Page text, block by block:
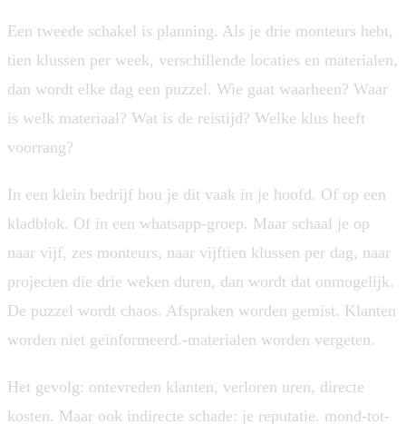
Een tweede schakel is planning. Als je drie monteurs hebt,
tien klussen per week, verschillende locaties en materialen,
dan wordt elke dag een puzzel. Wie gaat waarheen? Waar
is welk materiaal? Wat is de reistijd? Welke klus heeft
voorrang?
In een klein bedrijf hou je dit vaak in je hoofd. Of op een
kladblok. Of in een whatsapp-groep. Maar schaal je op
naar vijf, zes monteurs, naar vijftien klussen per dag, naar
projecten die drie weken duren, dan wordt dat onmogelijk.
De puzzel wordt chaos. Afspraken worden gemist. Klanten
worden niet geïnformeerd.-materialen worden vergeten.
Het gevolg: ontevreden klanten, verloren uren, directe
kosten. Maar ook indirecte schade: je reputatie. mond-tot-